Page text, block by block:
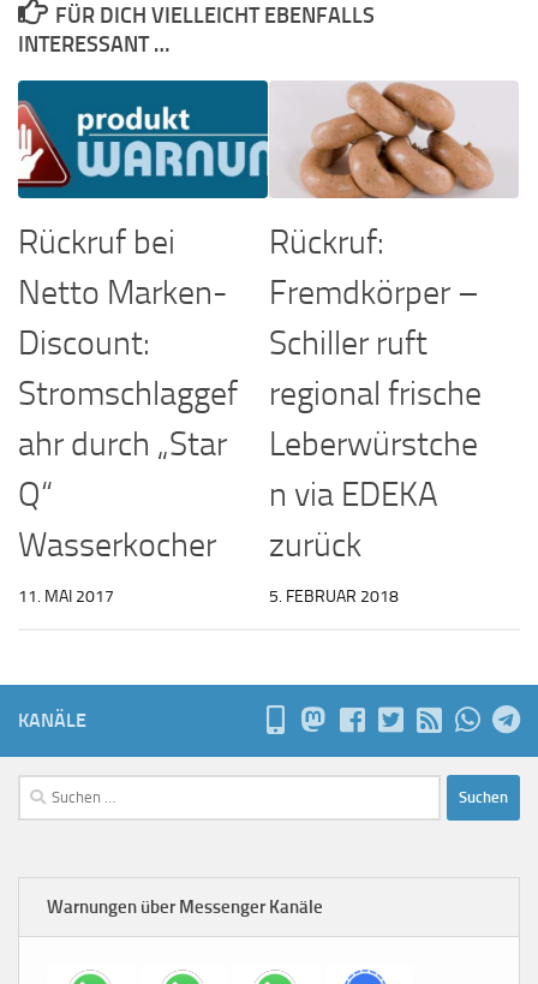
FÜR DICH VIELLEICHT EBENFALLS
INTERESSANT …
Rückruf bei
Netto Marken-
Discount:
Stromschlaggef
ahr durch „Star
Q“
Wasserkocher
11. MAI 2017
Rückruf:
Fremdkörper –
Schiller ruft
regional frische
Leberwürstche
n via EDEKA
zurück
5. FEBRUAR 2018
KANÄLE
Suchen
nach:
Warnungen über Messenger Kanäle